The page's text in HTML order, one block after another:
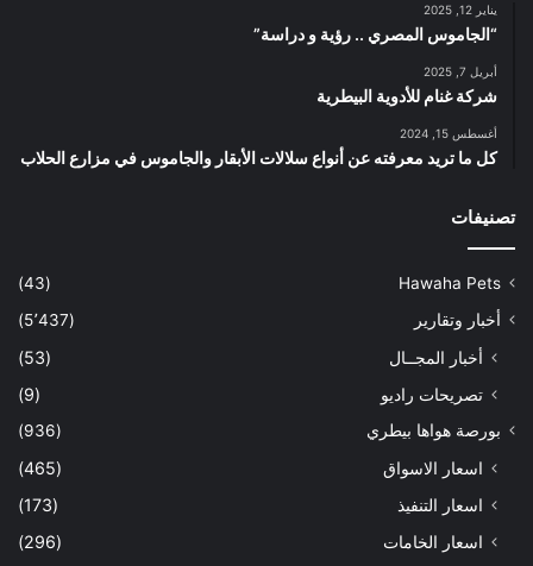
يناير 12, 2025
“الجاموس المصري .. رؤية و دراسة”
أبريل 7, 2025
شركة غنام للأدوية البيطرية
أغسطس 15, 2024
كل ما تريد معرفته عن أنواع سلالات الأبقار والجاموس في مزارع الحلاب
تصنيفات
Hawaha Pets
(43)
أخبار وتقارير
(5٬437)
أخبار المجــال
(53)
تصريحات راديو
(9)
بورصة هواها بيطري (936)
اسعار الاسواق
(465)
اسعار التنفيذ
(173)
اسعار الخامات
(296)